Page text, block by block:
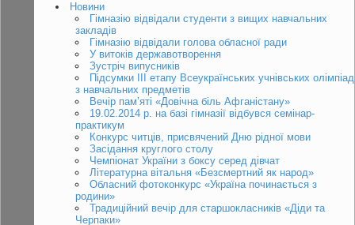
Новини
Гімназію відвідали студенти з вищих навчальних
закладів
Гімназію відвідали голова обласної ради
У витоків державотворення
Зустріч випусників
Підсумки ІІІ етапу Всеукраїнських учнівських олімпіад
з навчальних предметів
Вечір пам’яті «Довічна біль Афганістану»
19.02.2014 р. на базі гімназії відбувся семінар-
практикум
Конкурс читців, присвячений Дню рідної мови
Засідання круглого столу
Чемпіонат України з боксу серед дівчат
Літературна вітальня «Безсмертний як народ»
Обласний фотоконкурс «Україна починається з
родини»
Традиційний вечір для старшокласників «Діди та
Черпаки»